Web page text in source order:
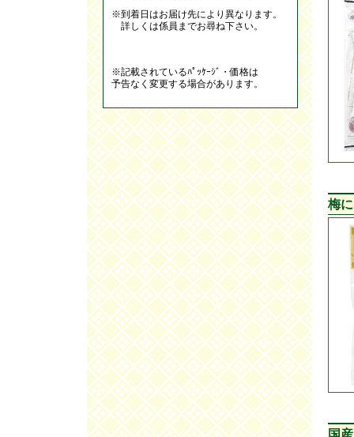
※到着日はお届け先により異なります。
詳しくは係員までお尋ね下さい。
※記載されているﾊﾟｯｹｰｼﾞ・価格は
予告なく変更する場合があります。
梅